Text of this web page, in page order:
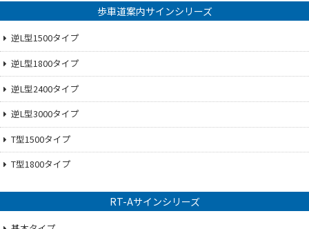
歩車道案内サインシリーズ
逆L型1500タイプ
逆L型1800タイプ
逆L型2400タイプ
逆L型3000タイプ
T型1500タイプ
T型1800タイプ
RT-Aサインシリーズ